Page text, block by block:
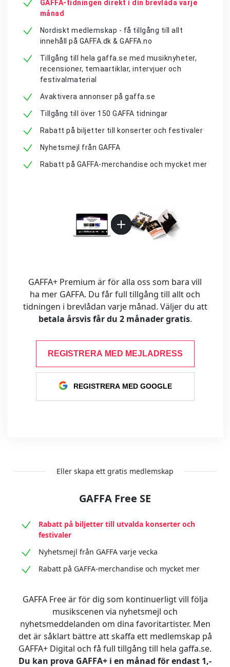
GAFFA-tidningen direkt i din brevlåda varje
månad
Nordiskt medlemskap - få tillgång till allt
innehåll på GAFFA.dk & GAFFA.no
Tillgång till hela gaffa.se med musiknyheter,
recensioner, temaartiklar, intervjuer och
festivalmaterial
Avaktivera annonser på gaffa.se
Tillgång till över 150 GAFFA tidningar
Rabatt på biljetter till konserter och festivaler
Nyhetsmejl från GAFFA
Rabatt på GAFFA-merchandise och mycket mer
GAFFA+ Premium är för alla oss som bara vill
ha mer GAFFA. Du får full tillgång till allt och
tidningen i brevlådan varje månad. Väljer du att
betala årsvis får du 2 månader gratis.
REGISTRERA MED MEJLADRESS
REGISTRERA MED GOOGLE
Eller skapa ett gratis medlemskap
GAFFA Free SE
Rabatt på biljetter till utvalda konserter och
festivaler
Nyhetsmejl från GAFFA varje vecka
Rabatt på GAFFA-merchandise och mycket mer
GAFFA Free är för dig som kontinuerligt vill följa
musikscenen via nyhetsmejl och
nyhetsmeddelanden om dina favoritartister. Men
det är såklart bättre att skaffa ett medlemskap på
GAFFA+ Digital och få full tillgång till hela gaffa.se.
Du kan prova GAFFA+ i en månad för endast 1,-